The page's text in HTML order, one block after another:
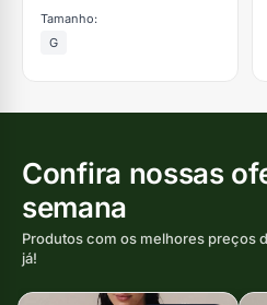
Tamanho:
G
Confira nossas
semana
Produtos com os melhores preços
já!